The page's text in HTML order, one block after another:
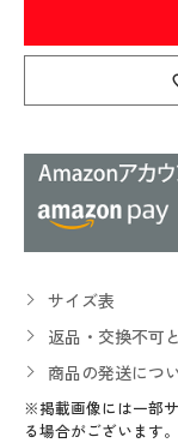
サイズ表
返品・交換不可
商品の発送につ
※掲載画像には一部
る場合がございます。